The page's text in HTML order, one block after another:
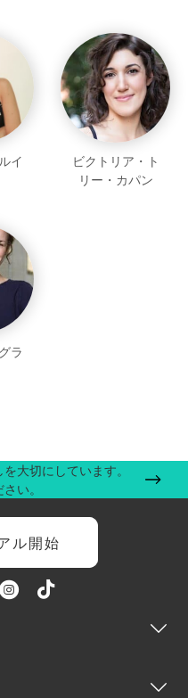
イ
ビクトリア・ト
リー・カパン
ラ
大切にしています。
い。
ル開始